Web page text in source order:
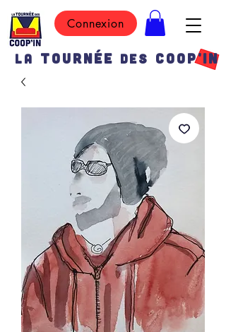
LA TOURNÉE DES COOP'IN
Connexion